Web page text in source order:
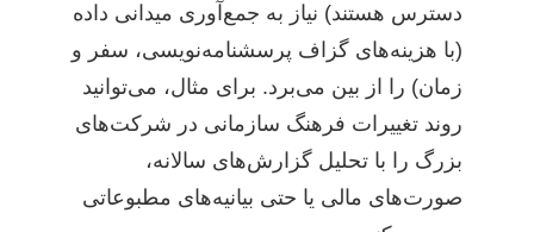
دسترس هستند) نیاز به جمع‌آوری میدانی داده
(با هزینه‌های گزاف پرسشنامه‌نویسی، سفر و
زمان) را از بین می‌برد. برای مثال، می‌توانید
روند تغییرات فرهنگ سازمانی در شرکت‌های
بزرگ را با تحلیل گزارش‌های سالانه،
صورت‌های مالی یا حتی بیانیه‌های مطبوعاتی